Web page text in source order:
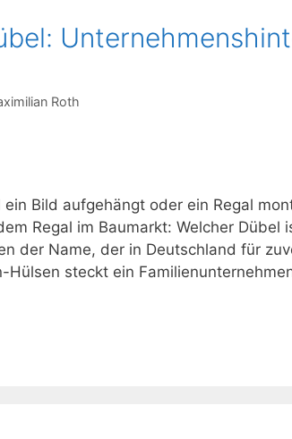
Roth
ein Bild aufgehängt oder ein Regal
Regal im Baumarkt: Welcher Dübel
der Name, der in Deutschland für
Hülsen steckt ein